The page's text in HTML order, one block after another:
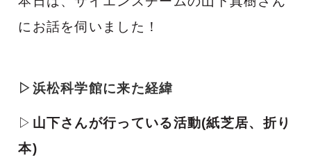
にお話を伺いました！
▷浜松科学館に来た経緯
▷ 山下さんが行っている活動(紙芝居、折り
本)